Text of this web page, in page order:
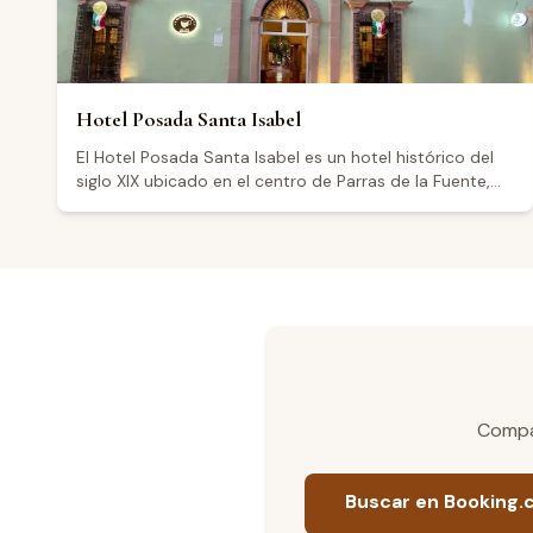
Hotel Posada Santa Isabel
El Hotel Posada Santa Isabel es un hotel histórico del
siglo XIX ubicado en el centro de Parras de la Fuente,
instalaciones de ambiente vintage y la calidad de su
Buscar en